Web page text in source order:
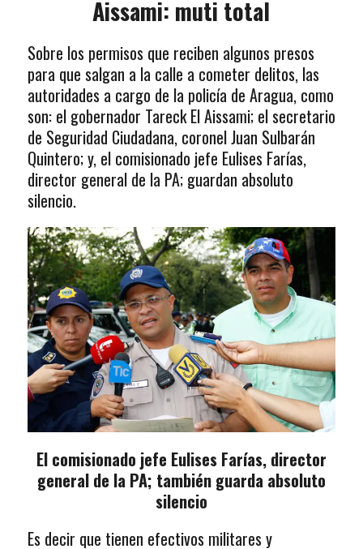
Aissami: muti total
Sobre los permisos que reciben algunos presos
para que salgan a la calle a cometer delitos, las
autoridades a cargo de la policía de Aragua, como
son: el gobernador Tareck El Aissami; el secretario
de Seguridad Ciudadana, coronel Juan Sulbarán
Quintero; y, el comisionado jefe Eulises Farías,
director general de la PA; guardan absoluto
silencio.
El comisionado jefe Eulises Farías, director
general de la PA; también guarda absoluto
silencio
Es decir que tienen efectivos militares y